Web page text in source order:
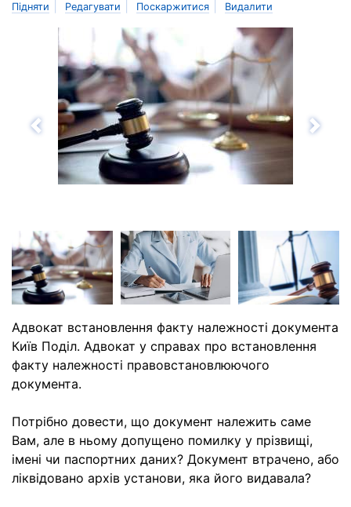
Підняти Редагувати Поскаржитися Видалити
Назад
Адвокат встановлення факту належності документа
Київ Поділ. Адвокат у справах про встановлення
факту належності правовстановлюючого
документа.
Потрібно довести, що документ належить саме
Вам, але в ньому допущено помилку у прізвищі,
імені чи паспортних даних? Документ втрачено, або
ліквідовано архів установи, яка його видавала?